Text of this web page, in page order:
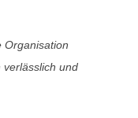
Organisation
und